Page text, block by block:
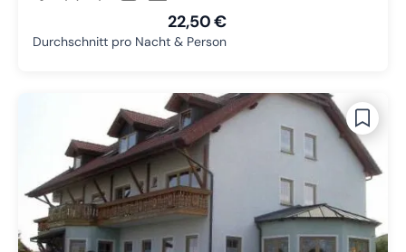
22,50 €
Durchschnitt pro Nacht & Person